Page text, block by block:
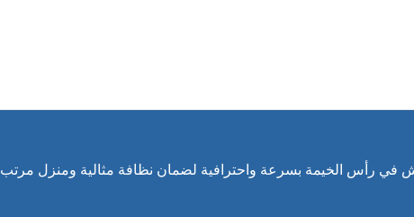
رأس الخيمة بسرعة واحترافية لضمان نظافة مثالية ومنزل مرتب